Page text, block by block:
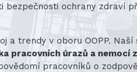
bezpečnosti ochrany zdraví
a trendy v oboru OOPP. Naší
pracovních úrazů a nemocí
pracovníků o